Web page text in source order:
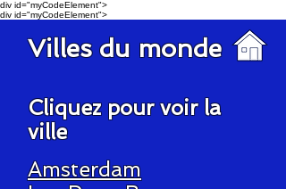
div id="myCodeElement">
div id="myCodeElement">
Villes du monde
Cliquez pour voir la
ville
Amsterdam